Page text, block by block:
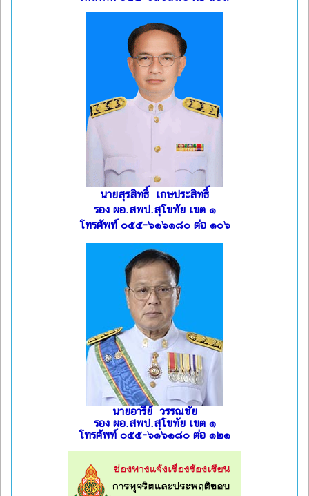
นายสุรสิทธิ์ เกษประสิทธิ์
รอง ผอ.สพป.สุโขทัย เขต ๑
โทรศัพท์ ๐๕๕-๖๑๖๑๘๐ ต่อ ๑๐๖
นายอารีย์ วรรณชัย
รอง ผอ.สพป.สุโขทัย เขต ๑
โทรศัพท์ ๐๕๕-๖๑๖๑๘๐ ต่อ ๑๒๑